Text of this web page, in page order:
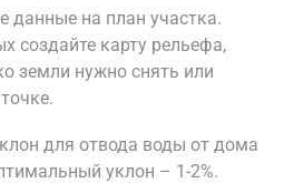
данные на план участка.
создайте карту рельефа,
земли нужно снять или
для отвода воды от дома
уклон – 1-2%.